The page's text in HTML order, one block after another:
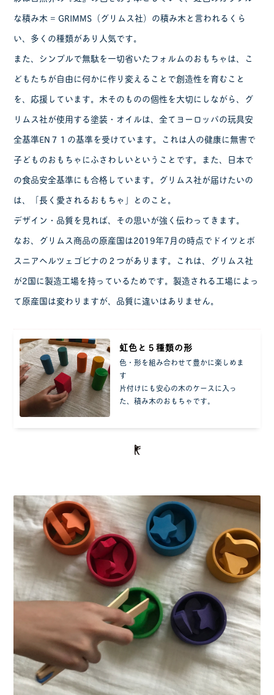
な積み木 = GRIMMS（グリムス社）の積み木と言われるくら
い、多くの種類があり人気です。
また、シンプルで無駄を一切省いたフォルムのおもちゃは、こ
どもたちが自由に何かに作り変えることで創造性を育むこと
を、応援しています。木そのものの個性を大切にしながら、グ
リムス社が使用する塗装・オイルは、全てヨーロッパの玩具安
全基準EN７１の基準を受けています。これは人の健康に無害で
子どものおもちゃにふさわしいということです。また、日本で
の食品安全基準にも合格しています。グリムス社が届けたいの
は、「長く愛されるおもちゃ」とのこと。
デザイン・品質を見れば、その思いが強く伝わってきます。
なお、グリムス商品の原産国は2019年7月の時点でドイツとボ
スニアヘルツェゴビナの２つがあります。これは、グリムス社
が2国に製造工場を持っているためです。製造される工場によっ
て原産国は変わりますが、品質に違いはありません。
虹色と５種類の形
色・形を組み合わせて豊かに楽しめま
す
片付けにも安心の木のケースに入っ
た、積み木のおもちゃです。